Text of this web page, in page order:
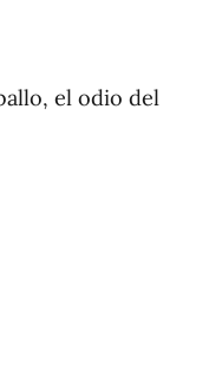
el odio del